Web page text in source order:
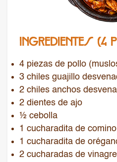
INGREDIENTES (4
4 piezas de pollo
3 chiles guajillo
2 chiles anchos
2 dientes de ajo
½ cebolla
1 cucharadita de comino
1 cucharadita de
2 cucharadas de vinagre